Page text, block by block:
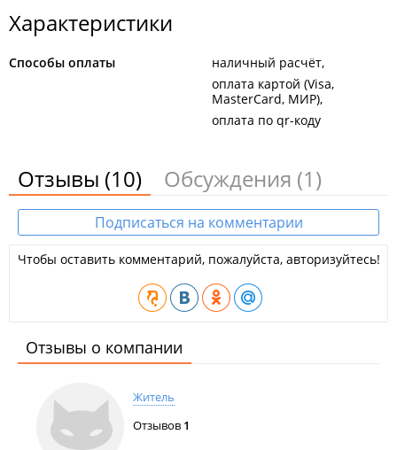
Характеристики
Способы оплаты
наличный расчёт
оплата картой (Visa,
MasterCard, МИР)
оплата по qr-коду
Отзывы (10) Обсуждения (1)
Подписаться на комментарии
Чтобы оставить комментарий, пожалуйста, авторизуйтесь!
Отзывы о компании
Житель
Отзывов 1